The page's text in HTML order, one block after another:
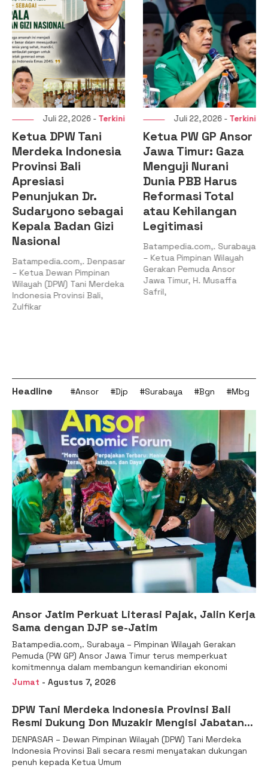
Juli 22, 2026 - Terkini
Ketua DPW Tani
Merdeka Indonesia
Provinsi Bali
Apresiasi
Penunjukan Dr.
Sudaryono sebagai
Kepala Badan Gizi
Nasional
Batampedia.com,. Denpasar
– Ketua Dewan Pimpinan
Wilayah (DPW) Tani Merdeka
Indonesia Provinsi Bali,
Zulfikar
Juli 22, 2026 - Terkini
Ketua PW GP Ansor
Jawa Timur: Gaza
Menguji Nurani
Dunia PBB Harus
Reformasi Total
atau Kehilangan
Legitimasi
Batampedia.com,. Surabaya
– Ketua Pimpinan Wilayah
Gerakan Pemuda Ansor
Jawa Timur, H. Musaffa
Safril,
Headline #Ansor #Djp #Surabaya #Bgn #Mbg
Ansor Jatim Perkuat Literasi Pajak, Jalin Kerja
Sama dengan DJP se-Jatim
Batampedia.com,. Surabaya – Pimpinan Wilayah Gerakan
Pemuda (PW GP) Ansor Jawa Timur terus memperkuat
komitmennya dalam membangun kemandirian ekonomi
Jumat - Agustus 7, 2026
DPW Tani Merdeka Indonesia Provinsi Bali
Resmi Dukung Don Muzakir Mengisi Jabatan
Wakil Menteri Pertanian RI
DENPASAR – Dewan Pimpinan Wilayah (DPW) Tani Merdeka
Indonesia Provinsi Bali secara resmi menyatakan dukungan
penuh kepada Ketua Umum